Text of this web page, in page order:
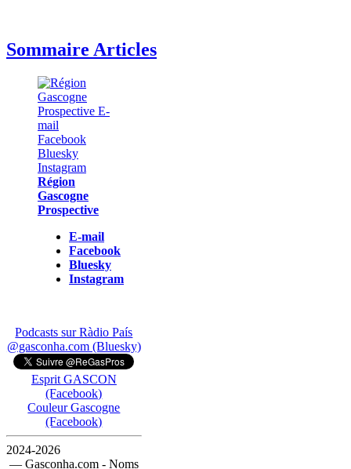
Sommaire Articles
Région
Gascogne
Prospective
E-mail
Facebook
Bluesky
Instagram
Podcasts sur Ràdio País
@gasconha.com (Bluesky)
Esprit GASCON
(Facebook)
Couleur Gascogne
(Facebook)
2024-2026
— Gasconha.com - Noms